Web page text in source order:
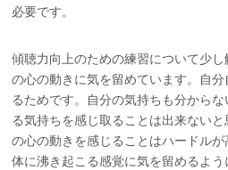
必要です。
傾聴力向上のための練習について少
の心の動きに気を留めています。自
るためです。自分の気持ちも分から
る気持ちを感じ取ることは出来ない
の心の動きを感じることはハードル
体に沸き起こる感覚に気を留めるよ